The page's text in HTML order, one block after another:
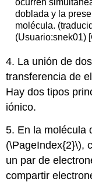
ocurren
doblada y la
molécula.
(Usuario:snek01)
4. La unión de
transferencia de
Hay dos tipos
iónico.
5. En la molécula
(\PageIndex{2}\),
un par de
compartir